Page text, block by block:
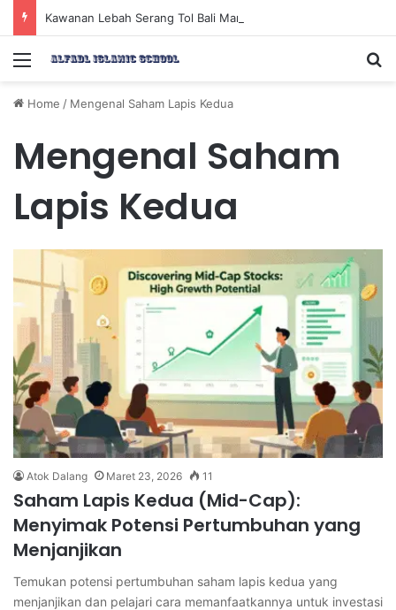
Menu
Home / Mengenal Saham Lapis Kedua
Mengenal Saham
Lapis Kedua
Atok Dalang Maret 23, 2026 11
Saham Lapis Kedua (Mid-Cap):
Menyimak Potensi Pertumbuhan yang
Menjanjikan
Temukan potensi pertumbuhan saham lapis kedua yang
menjanjikan dan pelajari cara memanfaatkannya untuk investasi